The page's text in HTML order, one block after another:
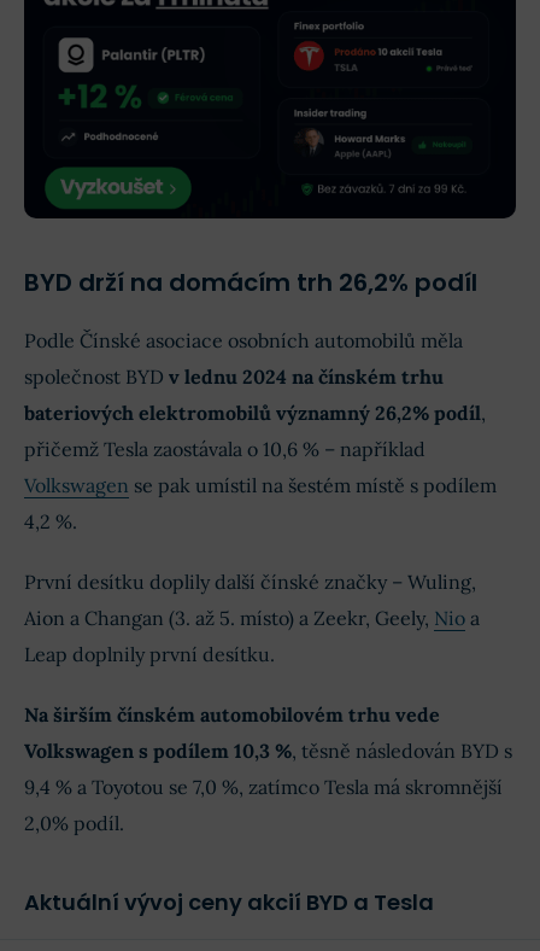
BYD drží na domácím trh 26,2% podíl
Podle Čínské asociace osobních automobilů měla
společnost BYD v lednu 2024 na čínském trhu
bateriových elektromobilů významný 26,2% podíl,
přičemž Tesla zaostávala o 10,6 % – například
Volkswagen se pak umístil na šestém místě s podílem
4,2 %.
První desítku doplily další čínské značky – Wuling,
Aion a Changan (3. až 5. místo) a Zeekr, Geely, Nio a
Leap doplnily první desítku.
Na širším čínském automobilovém trhu vede
Volkswagen s podílem 10,3 %, těsně následován BYD s
9,4 % a Toyotou se 7,0 %, zatímco Tesla má skromnější
2,0% podíl.
Aktuální vývoj ceny akcií BYD a Tesla